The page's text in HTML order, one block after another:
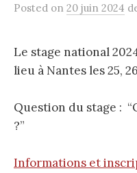
Posted on 20 juin 2024
Le stage national
lieu à Nantes les 25,
Question du stage :
?”
Informations et